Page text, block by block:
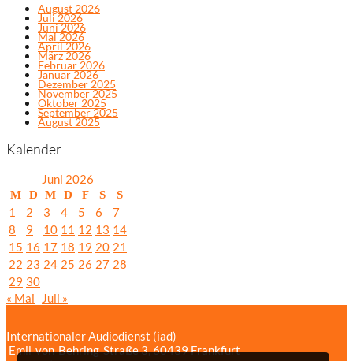
August 2026
Juli 2026
Juni 2026
Mai 2026
April 2026
März 2026
Februar 2026
Januar 2026
Dezember 2025
November 2025
Oktober 2025
September 2025
August 2025
Kalender
Juni 2026
M D M D F S S
1 2 3 4 5 6
7
8
9 10 11 12 13 14
15 16 17 18 19 20 21
22 23 24 25 26 27 28
29 30
« Mai
Juli »
Internationaler Audiodienst (iad)
Emil‑von‑Behring‑Straße 3, 60439 Frankfurt